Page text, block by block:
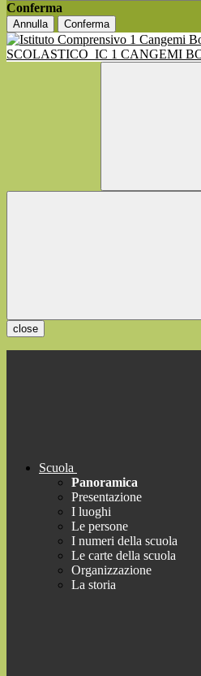
Conferma
Annulla Conferma
SCOLASTICO IC 1 CANGEMI
close
Scuola
Panoramica
Presentazione
I luoghi
Le persone
I numeri della scuola
Le carte della scuola
Organizzazione
La storia